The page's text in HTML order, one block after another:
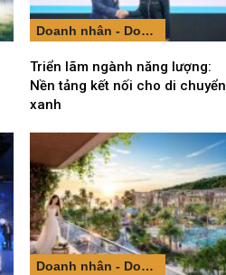
Doanh nhân - Doanh nghiệp
Triển lãm ngành năng lượng:
Nền tảng kết nối cho di chuyển
xanh
Doanh nhân - Doanh nghiệp